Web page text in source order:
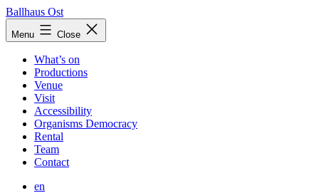
Skip
to
content
Ballhaus Ost
Ballhaus
Ost
Menu Close
What’s on
Productions
Venue
Visit
Accessibility
Organisms Democracy
Rental
Team
Contact
en